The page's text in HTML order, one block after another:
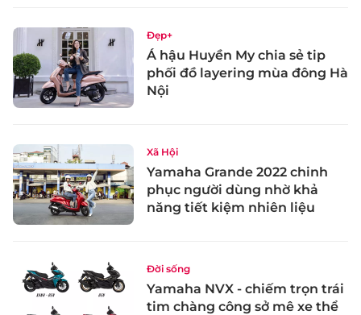
Đẹp+
Á hậu Huyền My chia sẻ tip
phối đồ layering mùa đông Hà
Nội
Xã Hội
Yamaha Grande 2022 chinh
phục người dùng nhờ khả
năng tiết kiệm nhiên liệu
Đời sống
Yamaha NVX - chiếm trọn trái
tim chàng công sở mê xe thể